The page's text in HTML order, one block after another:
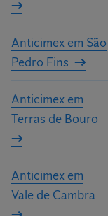
Anticimex em São
Pedro Fins
Anticimex em
Terras de Bouro
Anticimex em
Vale de Cambra